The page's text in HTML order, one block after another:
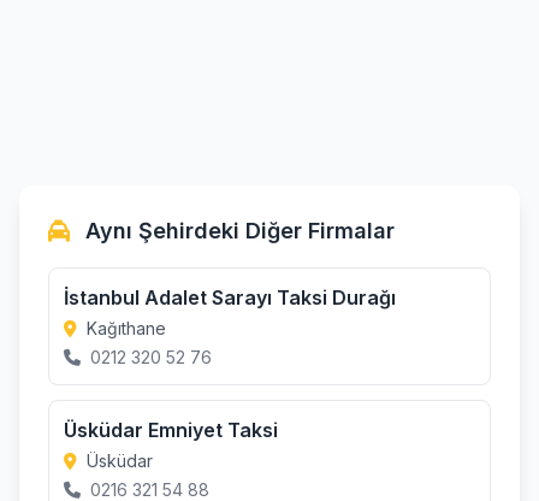
Aynı Şehirdeki Diğer Firmalar
İstanbul Adalet Sarayı Taksi Durağı
Kağıthane
0212 320 52 76
Üsküdar Emniyet Taksi
Üsküdar
0216 321 54 88